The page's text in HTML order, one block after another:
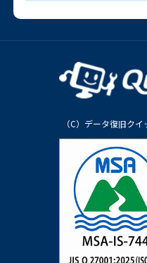
（C）データ復旧ク